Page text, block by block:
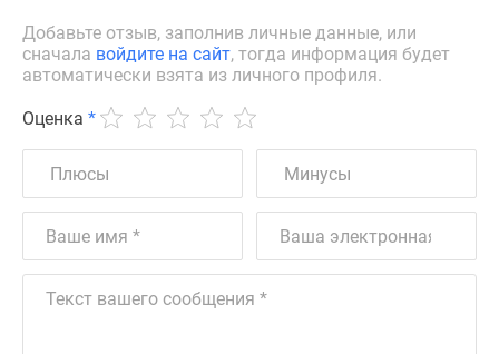
Добавьте отзыв, заполнив личные данные, или
сначала войдите на сайт, тогда информация будет
автоматически взята из личного профиля.
Оценка *